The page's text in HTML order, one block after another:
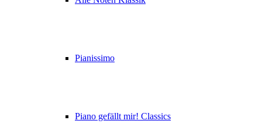
Pianissimo
Piano gefällt mir! Classics